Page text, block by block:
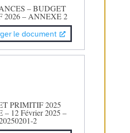
– BUDGET
2026 – ANNEXE 2
le document
PRIMITIF 2025
– 12 Février 2025 –
2